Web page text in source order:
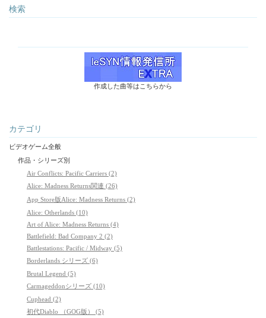
検索
作成した曲等はこちらから
カテゴリ
ビデオゲーム全般
作品・シリーズ別
Air Conflicts: Pacific Carriers (2)
Alice: Madness Returns関連 (26)
App Store版Alice: Madness Returns (2)
Alice: Otherlands (10)
Art of Alice: Madness Returns (4)
Battlefield: Bad Company 2 (2)
Battlestations: Pacific / Midway (5)
Borderlands シリーズ (6)
Brutal Legend (5)
Carmageddonシリーズ (10)
Cuphead (2)
初代Diablo （GOG版） (5)